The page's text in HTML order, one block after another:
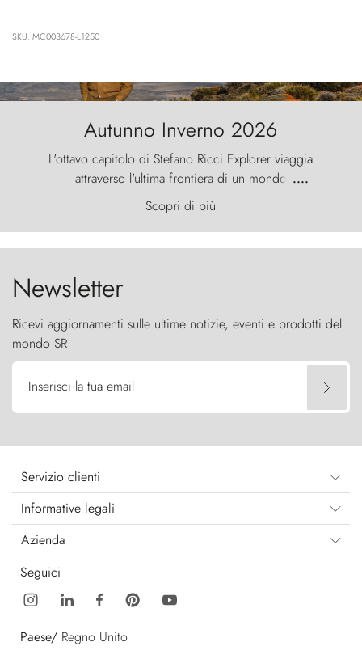
SKU: MC003678-L1250
Autunno Inverno 2026
L'ottavo capitolo di Stefano Ricci Explorer viaggia
attraverso l'ultima frontiera di un mondo
primordiale, dove il vento scolpisce la natura con
furia ancestrale e le Torres del Paine sfidano il
cielo come sentinelle di pietra.
....
Scopri di più
Newsletter
Ricevi aggiornamenti sulle ultime notizie, eventi e prodotti del
mondo SR
Inserisci la tua email
Servizio clienti
Informative legali
Azienda
Seguici
Paese/ Regno Unito